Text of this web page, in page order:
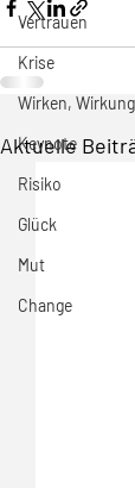
Vertrauen
Krise
Wirken, Wirkung
Keynote
Risiko
Glück
Mut
Change
Aktuelle